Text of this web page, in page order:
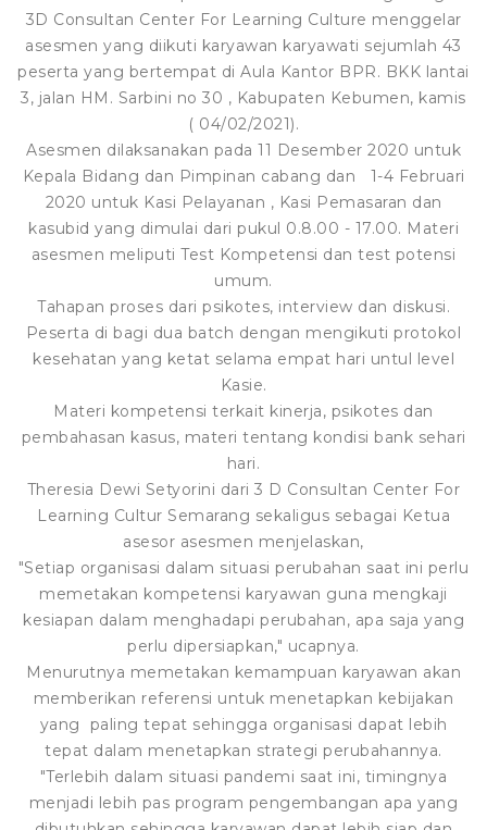
3D Consultan Center For Learning Culture menggelar
asesmen yang diikuti karyawan karyawati sejumlah 43
peserta yang bertempat di Aula Kantor BPR. BKK lantai
3, jalan HM. Sarbini no 30 , Kabupaten Kebumen, kamis
( 04/02/2021).
Asesmen dilaksanakan pada 11 Desember 2020 untuk
Kepala Bidang dan Pimpinan cabang dan 1-4 Februari
2020 untuk Kasi Pelayanan , Kasi Pemasaran dan
kasubid yang dimulai dari pukul 0.8.00 - 17.00. Materi
asesmen meliputi Test Kompetensi dan test potensi
umum.
Tahapan proses dari psikotes, interview dan diskusi.
Peserta di bagi dua batch dengan mengikuti protokol
kesehatan yang ketat selama empat hari untul level
Kasie.
Materi kompetensi terkait kinerja, psikotes dan
pembahasan kasus, materi tentang kondisi bank sehari
hari.
Theresia Dewi Setyorini dari 3 D Consultan Center For
Learning Cultur Semarang sekaligus sebagai Ketua
asesor asesmen menjelaskan,
"Setiap organisasi dalam situasi perubahan saat ini perlu
memetakan kompetensi karyawan guna mengkaji
kesiapan dalam menghadapi perubahan, apa saja yang
perlu dipersiapkan," ucapnya.
Menurutnya memetakan kemampuan karyawan akan
memberikan referensi untuk menetapkan kebijakan
yang paling tepat sehingga organisasi dapat lebih
tepat dalam menetapkan strategi perubahannya.
"Terlebih dalam situasi pandemi saat ini, timingnya
menjadi lebih pas program pengembangan apa yang